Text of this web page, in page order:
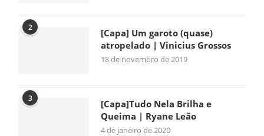
2
[Capa] Um garoto (quase)
atropelado | Vinicius Grossos
18 de novembro de 2019
3
[Capa]Tudo Nela Brilha e
Queima | Ryane Leão
4 de janeiro de 2020